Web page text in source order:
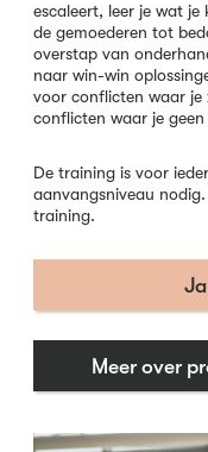
escaleert, leer je wat je
de gemoederen tot
overstap van
naar win-win
voor conflicten waar je
conflicten waar je
De training is voor
aanvangsniveau
training.
Meer over